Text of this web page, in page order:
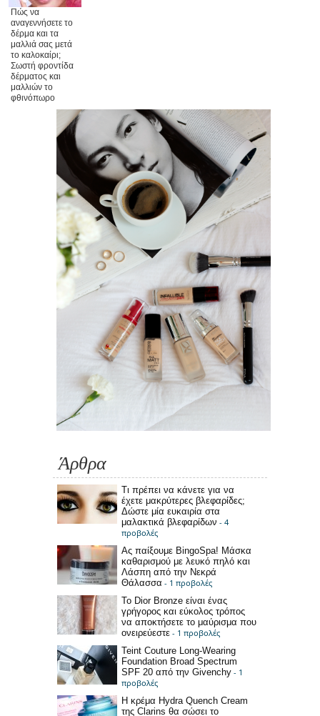
Πώς να
αναγεννήσετε το
δέρμα και τα
μαλλιά σας μετά
το καλοκαίρι;
Σωστή φροντίδα
δέρματος και
μαλλιών το
φθινόπωρο
Άρθρα
Τι πρέπει να κάνετε για να
έχετε μακρύτερες βλεφαρίδες;
Δώστε μία ευκαιρία στα
μαλακτικά βλεφαρίδων - 4
προβολές
Ας παίξουμε BingoSpa! Μάσκα
καθαρισμού με λευκό πηλό και
Λάσπη από την Νεκρά
Θάλασσα - 1 προβολές
Το Dior Bronze είναι ένας
γρήγορος και εύκολος τρόπος
να αποκτήσετε το μαύρισμα που
ονειρεύεστε - 1 προβολές
Teint Couture Long-Wearing
Foundation Broad Spectrum
SPF 20 από την Givenchy - 1
προβολές
Η κρέμα Hydra Quench Cream
της Clarins θα σώσει το